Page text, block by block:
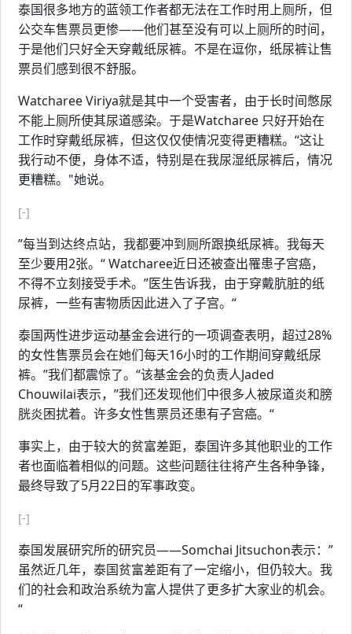
泰国很多地方的蓝领工作者都无法在工作时用上厕所，但
公交车售票员更惨——他们甚至没有可以上厕所的时间，
于是他们只好全天穿戴纸尿裤。不是在逗你，纸尿裤让售
票员们感到很不舒服。
Watcharee Viriya就是其中一个受害者，由于长时间憋尿
不能上厕所使其尿道感染。于是Watcharee 只好开始在
工作时穿戴纸尿裤，但这仅仅使情况变得更糟糕。“这让
我行动不便，身体不适，特别是在我尿湿纸尿裤后，情况
更糟糕。"她说。
[-]
”每当到达终点站，我都要冲到厕所跟换纸尿裤。我每天
至少要用2张。“ Watcharee近日还被查出罹患子宫癌，
不得不立刻接受手术。”医生告诉我，由于穿戴肮脏的纸
尿裤，一些有害物质因此进入了子宫。“
泰国两性进步运动基金会进行的一项调查表明，超过28%
的女性售票员会在她们每天16小时的工作期间穿戴纸尿
裤。”我们都震惊了。“该基金会的负责人Jaded
Chouwilai表示，”我们还发现他们中很多人被尿道炎和膀
胱炎困扰着。许多女性售票员还患有子宫癌。“
事实上，由于较大的贫富差距，泰国许多其他职业的工作
者也面临着相似的问题。这些问题往往将产生各种争锋，
最终导致了5月22日的军事政变。
[-]
泰国发展研究所的研究员——Somchai Jitsuchon表示：”
虽然近几年，泰国贫富差距有了一定缩小，但仍较大。我
们的社会和政治系统为富人提供了更多扩大家业的机会。
“